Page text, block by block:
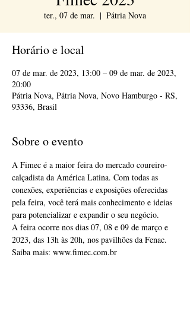
ter., 07 de mar.
  |
Pátria Nova
Horário e local
07 de mar. de 2023, 13:00 – 09 de mar. de 2023,
20:00
Pátria Nova, Pátria Nova, Novo Hamburgo - RS,
93336, Brasil
Sobre o evento
A Fimec é a maior feira do mercado coureiro-
calçadista da América Latina. Com todas as
conexões, experiências e exposições oferecidas
pela feira, você terá mais conhecimento e ideias
para potencializar e expandir o seu negócio.
A feira ocorre nos dias 07, 08 e 09 de março e
2023, das 13h às 20h, nos pavilhões da Fenac.
Saiba mais: www.fimec.com.br